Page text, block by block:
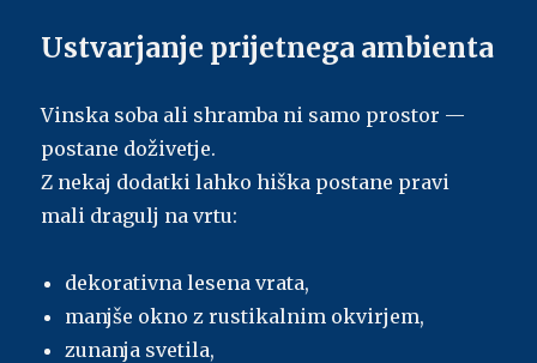
Ustvarjanje prijetnega ambienta
Vinska soba ali shramba ni samo prostor —
postane doživetje.
Z nekaj dodatki lahko hiška postane pravi
mali dragulj na vrtu:
dekorativna lesena vrata,
manjše okno z rustikalnim okvirjem,
zunanja svetila,